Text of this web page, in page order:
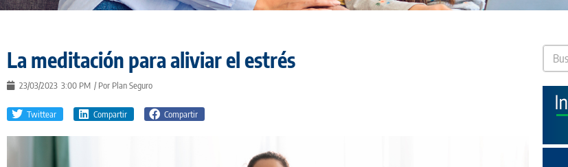
La meditación para aliviar el estrés
23/03/2023 3:00 PM / Por Plan Seguro
Twittear Compartir Compartir